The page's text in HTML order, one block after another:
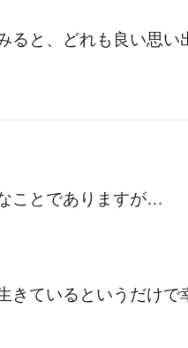
と、どれも良い思い
ことでありますが…
ているというだけで